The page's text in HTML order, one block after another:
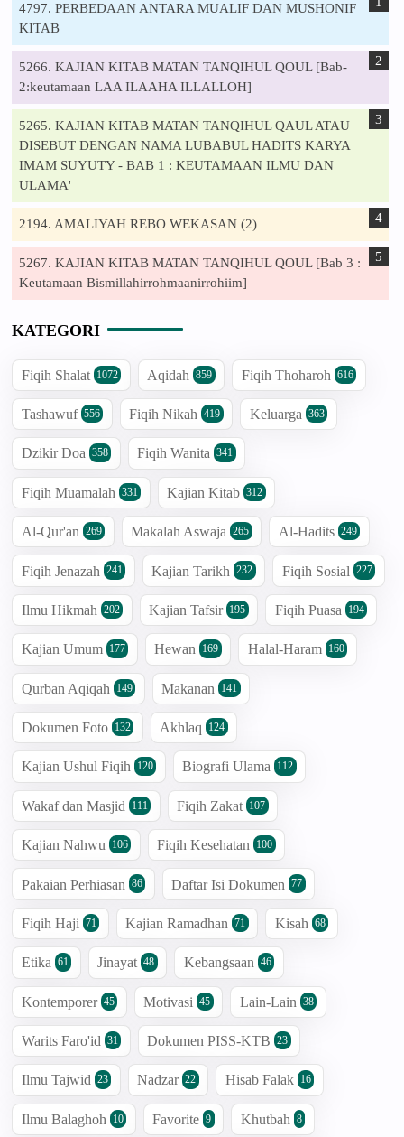
4797. PERBEDAAN ANTARA MUALIF DAN MUSHONIF
KITAB
5266. KAJIAN KITAB MATAN TANQIHUL QOUL [Bab-
2:keutamaan LAA ILAAHA ILLALLOH]
5265. KAJIAN KITAB MATAN TANQIHUL QAUL ATAU
DISEBUT DENGAN NAMA LUBABUL HADITS KARYA
IMAM SUYUTY - BAB 1 : KEUTAMAAN ILMU DAN
ULAMA'
2194. AMALIYAH REBO WEKASAN (2)
5267. KAJIAN KITAB MATAN TANQIHUL QOUL [Bab 3 :
Keutamaan Bismillahirrohmaanirrohiim]
KATEGORI
Fiqih Shalat 1072 Aqidah 859 Fiqih Thoharoh 616
Tashawuf 556 Fiqih Nikah 419 Keluarga 363
Dzikir Doa 358 Fiqih Wanita 341
Fiqih Muamalah 331 Kajian Kitab 312
Al-Qur'an 269 Makalah Aswaja 265 Al-Hadits 249
Fiqih Jenazah 241 Kajian Tarikh 232 Fiqih Sosial 227
Ilmu Hikmah 202 Kajian Tafsir 195 Fiqih Puasa 194
Kajian Umum 177 Hewan 169 Halal-Haram 160
Qurban Aqiqah 149 Makanan 141
Dokumen Foto 132 Akhlaq 124
Kajian Ushul Fiqih 120 Biografi Ulama 112
Wakaf dan Masjid 111 Fiqih Zakat 107
Kajian Nahwu 106 Fiqih Kesehatan 100
Pakaian Perhiasan 86 Daftar Isi Dokumen 77
Fiqih Haji 71 Kajian Ramadhan 71 Kisah 68
Etika 61 Jinayat 48 Kebangsaan 46
Kontemporer 45 Motivasi 45 Lain-Lain 38
Warits Faro'id 31 Dokumen PISS-KTB 23
Ilmu Tajwid 23 Nadzar 22 Hisab Falak 16
Ilmu Balaghoh 10 Favorite 9 Khutbah 8